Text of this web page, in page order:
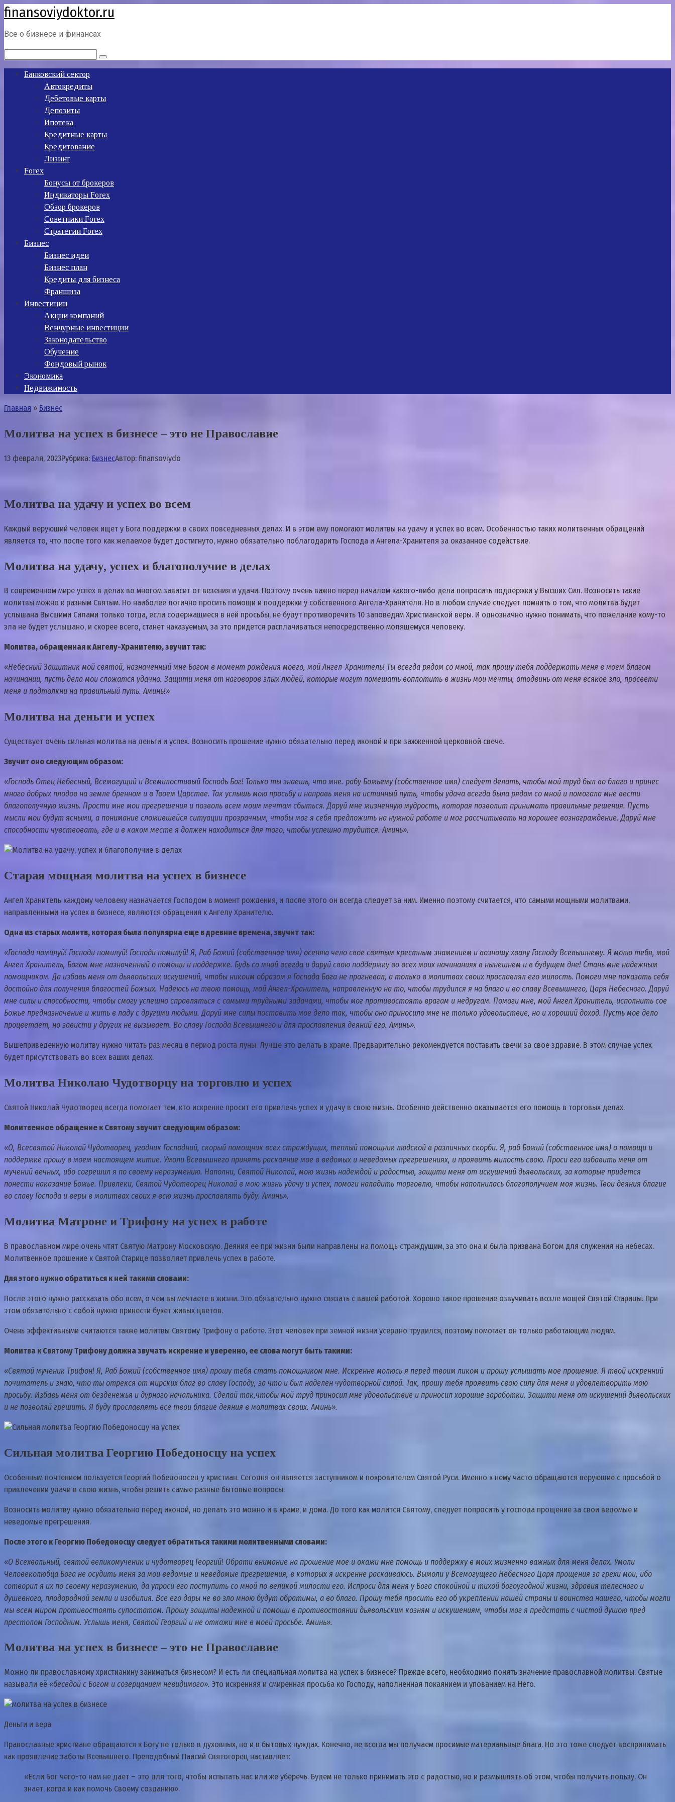
Перейти
к
контенту
finansoviydoktor.ru
Все о бизнесе и финансах
Банковский сектор
Автокредиты
Дебетовые карты
Депозиты
Ипотека
Кредитные карты
Кредитование
Лизинг
Forex
Бонусы от брокеров
Индикаторы Forex
Обзор брокеров
Советники Forex
Стратегии Forex
Бизнес
Бизнес идеи
Бизнес план
Кредиты для бизнеса
Франшиза
Инвестиции
Акции компаний
Венчурные инвестиции
Законодательство
Обучение
Фондовый рынок
Экономика
Недвижимость
Главная » Бизнес
Молитва на успех в бизнесе – это не Православие
13 февраля, 2023Рубрика: БизнесАвтор: finansoviydo
Молитва на удачу и успех во всем
Каждый верующий человек ищет у Бога поддержки в своих повседневных делах. И в этом ему помогают молитвы на удачу и успех во всем. Особенностью таких молитвенных обращений
является то, что после того как желаемое будет достигнуто, нужно обязательно поблагодарить Господа и Ангела-Хранителя за оказанное содействие.
Молитва на удачу, успех и благополучие в делах
В современном мире успех в делах во многом зависит от везения и удачи. Поэтому очень важно перед началом какого-либо дела попросить поддержки у Высших Сил. Возносить такие
молитвы можно к разным Святым. Но наиболее логично просить помощи и поддержки у собственного Ангела-Хранителя. Но в любом случае следует помнить о том, что молитва будет
услышана Высшими Силами только тогда, если содержащиеся в ней просьбы, не будут противоречить 10 заповедям Христианской веры. И однозначно нужно понимать, что пожелание кому-то
зла не будет услышано, и скорее всего, станет наказуемым, за это придется расплачиваться непосредственно молящемуся человеку.
Молитва, обращенная к Ангелу-Хранителю, звучит так:
«Небесный Защитник мой святой, назначенный мне Богом в момент рождения моего, мой Ангел-Хранитель! Ты всегда рядом со мной, так прошу тебя поддержать меня в моем благом
начинании, пусть дела мои сложатся удачно. Защити меня от наговоров злых людей, которые могут помешать воплотить в жизнь мои мечты, отодвинь от меня всякое зло, просвети
меня и подтолкни на правильный путь. Аминь!»
Молитва на деньги и успех
Существует очень сильная молитва на деньги и успех. Возносить прошение нужно обязательно перед иконой и при зажженной церковной свече.
Звучит оно следующим образом:
«Господь Отец Небесный, Всемогущий и Всемилостивый Господь Бог! Только ты знаешь, что мне. рабу Божьему (собственное имя) следует делать, чтобы мой труд был во благо и принес
много добрых плодов на земле бренном и в Твоем Царстве. Так услышь мою просьбу и направь меня на истинный путь, чтобы удача всегда была рядом со мной и помогала мне вести
благополучную жизнь. Прости мне мои прегрешения и позволь всем моим мечтам сбыться. Даруй мне жизненную мудрость, которая позволит принимать правильные решения. Пусть
мысли мои будут ясными, а понимание сложившейся ситуации прозрачным, чтобы мог я себя предложить на нужной работе и мог рассчитывать на хорошее вознаграждение. Даруй мне
способности чувствовать, где и в каком месте я должен находиться для того, чтобы успешно трудится. Аминь».
Старая мощная молитва на успех в бизнесе
Ангел Хранитель каждому человеку назначается Господом в момент рождения, и после этого он всегда следует за ним. Именно поэтому считается, что самыми мощными молитвами,
направленными на успех в бизнесе, являются обращения к Ангелу Хранителю.
Одна из старых молитв, которая была популярна еще в древние времена, звучит так:
«Господи помилуй! Господи помилуй! Господи помилуй! Я, Раб Божий (собственное имя) осеняю чело свое святым крестным знамением и возношу хвалу Господу Всевышнему. Я молю тебя, мой
Ангел Хранитель, Богом мне назначенный о помощи и поддержке. Будь со мной всегда и даруй свою поддержку во всех моих начинаниях в нынешнем и в будущем дне! Стань мне надежным
помощником. Да избавь меня от дьявольских искушений, чтобы никоим образом я Господа Бога не прогневал, а только в молитвах своих прославлял его милость. Помоги мне показать себя
достойно для получения благостей Божьих. Надеюсь на твою помощь, мой Ангел-Хранитель, направленную на то, чтобы трудился я на благо и во славу Всевышнего, Царя Небесного. Даруй
мне силы и способности, чтобы смогу успешно справляться с самыми трудными задачами, чтобы мог противостоять врагам и недругам. Помоги мне, мой Ангел Хранитель, исполнить сое
Божье предназначение и жить в ладу с другими людьми. Даруй мне силы поставить мое дело так, чтобы оно приносило мне не только удовольствие, но и хороший доход. Пусть мое дело
процветает, но зависти у других не вызывает. Во славу Господа Всевышнего и для прославления деяний его. Аминь».
Вышеприведенную молитву нужно читать раз месяц в период роста луны. Лучше это делать в храме. Предварительно рекомендуется поставить свечи за свое здравие. В этом случае успех
будет присутствовать во всех ваших делах.
Молитва Николаю Чудотворцу на торговлю и успех
Святой Николай Чудотворец всегда помогает тем, кто искренне просит его привлечь успех и удачу в свою жизнь. Особенно действенно оказывается его помощь в торговых делах.
Молитвенное обращение к Святому звучит следующим образом:
«О, Всесвятой Николай Чудотворец, угодник Господний, скорый помощник всех страждущих, теплый помощник людской в различных скорби. Я, раб Божий (собственное имя) о помощи и
поддержке прошу в моем настоящем житие. Умоли Всевышнего принять раскаяние мое в ведомых и неведомых прегрешениях, и проявить милость свою. Проси его избавить меня от
мучений вечных, ибо согрешил я по своему неразумению. Наполни, Святой Николай, мою жизнь надеждой и радостью, защити меня от искушений дьявольских, за которые придется
понести наказание Божье. Привлеки, Святой Чудотворец Николай в мою жизнь удачу и успех, помоги наладить торговлю, чтобы наполнилась благополучием моя жизнь. Твои деяния благие
во славу Господа и веры в молитвах своих я всю жизнь прославлять буду. Аминь».
Молитва Матроне и Трифону на успех в работе
В православном мире очень чтят Святую Матрону Московскую. Деяния ее при жизни были направлены на помощь страждущим, за это она и была призвана Богом для служения на небесах.
Молитвенное прошение к Святой Старице позволяет привлечь успех в работе.
Для этого нужно обратиться к ней такими словами:
После этого нужно рассказать обо всем, о чем вы мечтаете в жизни. Это обязательно нужно связать с вашей работой. Хорошо такое прошение озвучивать возле мощей Святой Старицы. При
этом обязательно с собой нужно принести букет живых цветов.
Очень эффективными считаются также молитвы Святому Трифону о работе. Этот человек при земной жизни усердно трудился, поэтому помогает он только работающим людям.
Молитва к Святому Трифону должна звучать искренне и уверенно, ее слова могут быть такими:
«Святой мученик Трифон! Я, Раб Божий (собственное имя) прошу тебя стать помощником мне. Искренне молюсь я перед твоим ликом и прошу услышать мое прошение. Я твой искренний
почитатель и знаю, что ты отрекся от мирских благ во славу Господу, за что и был наделен чудотворной силой. Так, прошу тебя проявить свою силу для меня и удовлетворить мою
просьбу. Избавь меня от безденежья и дурного начальника. Сделай так,чтобы мой труд приносил мне удовольствие и приносил хорошие заработки. Защити меня от искушений дьявольских
и не позволяй грешить. Я буду прославлять все твои благие деяния в молитвах своих. Аминь».
Сильная молитва Георгию Победоносцу на успех
Особенным почтением пользуется Георгий Победоносец у христиан. Сегодня он является заступником и покровителем Святой Руси. Именно к нему часто обращаются верующие с просьбой о
привлечении удачи в свою жизнь, чтобы решить самые разные бытовые вопросы.
Возносить молитву нужно обязательно перед иконой, но делать это можно и в храме, и дома. До того как молится Святому, следует попросить у господа прощение за свои ведомые и
неведомые прегрешения.
После этого к Георгию Победоносцу следует обратиться такими молитвенными словами:
«О Всехвальный, святой великомученик и чудотворец Георгий! Обрати внимание на прошение мое и окажи мне помощь и поддержку в моих жизненно важных для меня делах. Умоли
Человеколюбца Бога не осудить меня за мои ведомые и неведомые прегрешения, в которых я искренне раскаиваюсь. Вымоли у Всемогущего Небесного Царя прощения за грехи мои, ибо
сотворил я их по своему неразумению, да упроси его поступить со мной по великой милости его. Испроси для меня у Бога спокойной и тихой богоугодной жизни, здравия телесного и
душевного, плодородной земли и изобилия. Все его дары не во зло мною будут обратимы, а во благо. Прошу тебя просить его об укреплении нашей страны и воинства нашего, чтобы могли
мы всем миром противостоять супостатам. Прошу защиты надежной и помощи в противостоянии дьявольским козням и искушениям, чтобы мог я предстать с чистой душою пред
престолом Господним. Услышь меня, Святой Георгий и не откажи мне в моей просьбе. Аминь».
Молитва на успех в бизнесе – это не Православие
Можно ли православному христианину заниматься бизнесом? И есть ли специальная молитва на успех в бизнесе? Прежде всего, необходимо понять значение православной молитвы. Святые
называли её «беседой с Богом и созерцанием невидимого». Это искренняя и смиренная просьба ко Господу, наполненная покаянием и упованием на Него.
Деньги и вера
Православные христиане обращаются к Богу не только в духовных, но и в бытовых нуждах. Конечно, не всегда мы получаем просимые материальные блага. Но это тоже следует воспринимать
как проявление заботы Всевышнего. Преподобный Паисий Святогорец наставляет:
«Если Бог чего-то нам не дает – это для того, чтобы испытать нас или же уберечь. Будем не только принимать это с радостью, но и размышлять об этом, чтобы получить пользу. Он
знает, когда и как помочь Своему созданию».